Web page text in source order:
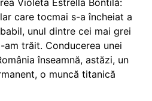
Violeta Estrella Bontilă:
care tocmai s-a încheiat a
unul dintre cei mai grei
am trăit. Conducerea unei
înseamnă, astăzi, un
o muncă titanică